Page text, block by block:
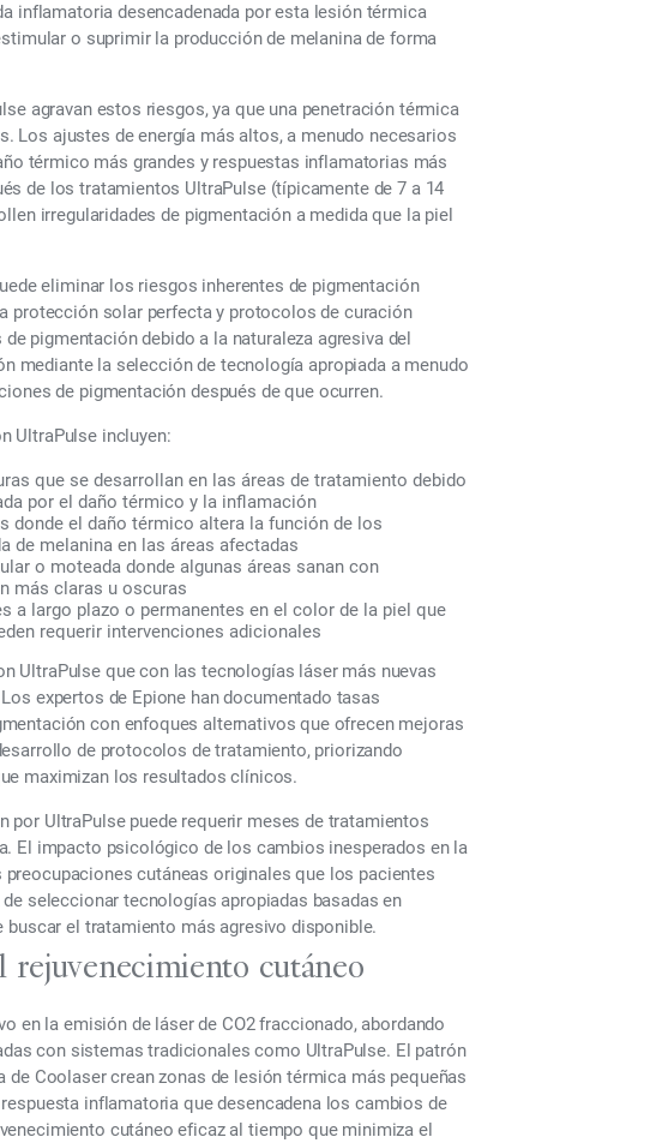
inflamatoria desencadenada por esta lesión térmica
o suprimir la producción de melanina de forma
agravan estos riesgos, ya que una penetración térmica
Los ajustes de energía más altos, a menudo necesarios
térmico más grandes y respuestas inflamatorias más
de los tratamientos UltraPulse (típicamente de 7 a 14
irregularidades de pigmentación a medida que la piel
eliminar los riesgos inherentes de pigmentación
protección solar perfecta y protocolos de curación
pigmentación debido a la naturaleza agresiva del
mediante la selección de tecnología apropiada a menudo
de pigmentación después de que ocurren.
UltraPulse incluyen:
que se desarrollan en las áreas de tratamiento debido
por el daño térmico y la inflamación
donde el daño térmico altera la función de los
de melanina en las áreas afectadas
o moteada donde algunas áreas sanan con
más claras u oscuras
a largo plazo o permanentes en el color de la piel que
requerir intervenciones adicionales
UltraPulse que con las tecnologías láser más nuevas
expertos de Epione han documentado tasas
con enfoques alternativos que ofrecen mejoras
de protocolos de tratamiento, priorizando
maximizan los resultados clínicos.
UltraPulse puede requerir meses de tratamientos
El impacto psicológico de los cambios inesperados en la
cutáneas originales que los pacientes
seleccionar tecnologías apropiadas basadas en
el tratamiento más agresivo disponible.
rejuvenecimiento cutáneo
en la emisión de láser de CO2 fraccionado, abordando
con sistemas tradicionales como UltraPulse. El patrón
Coolaser crean zonas de lesión térmica más pequeñas
inflamatoria que desencadena los cambios de
cutáneo eficaz al tiempo que minimiza el